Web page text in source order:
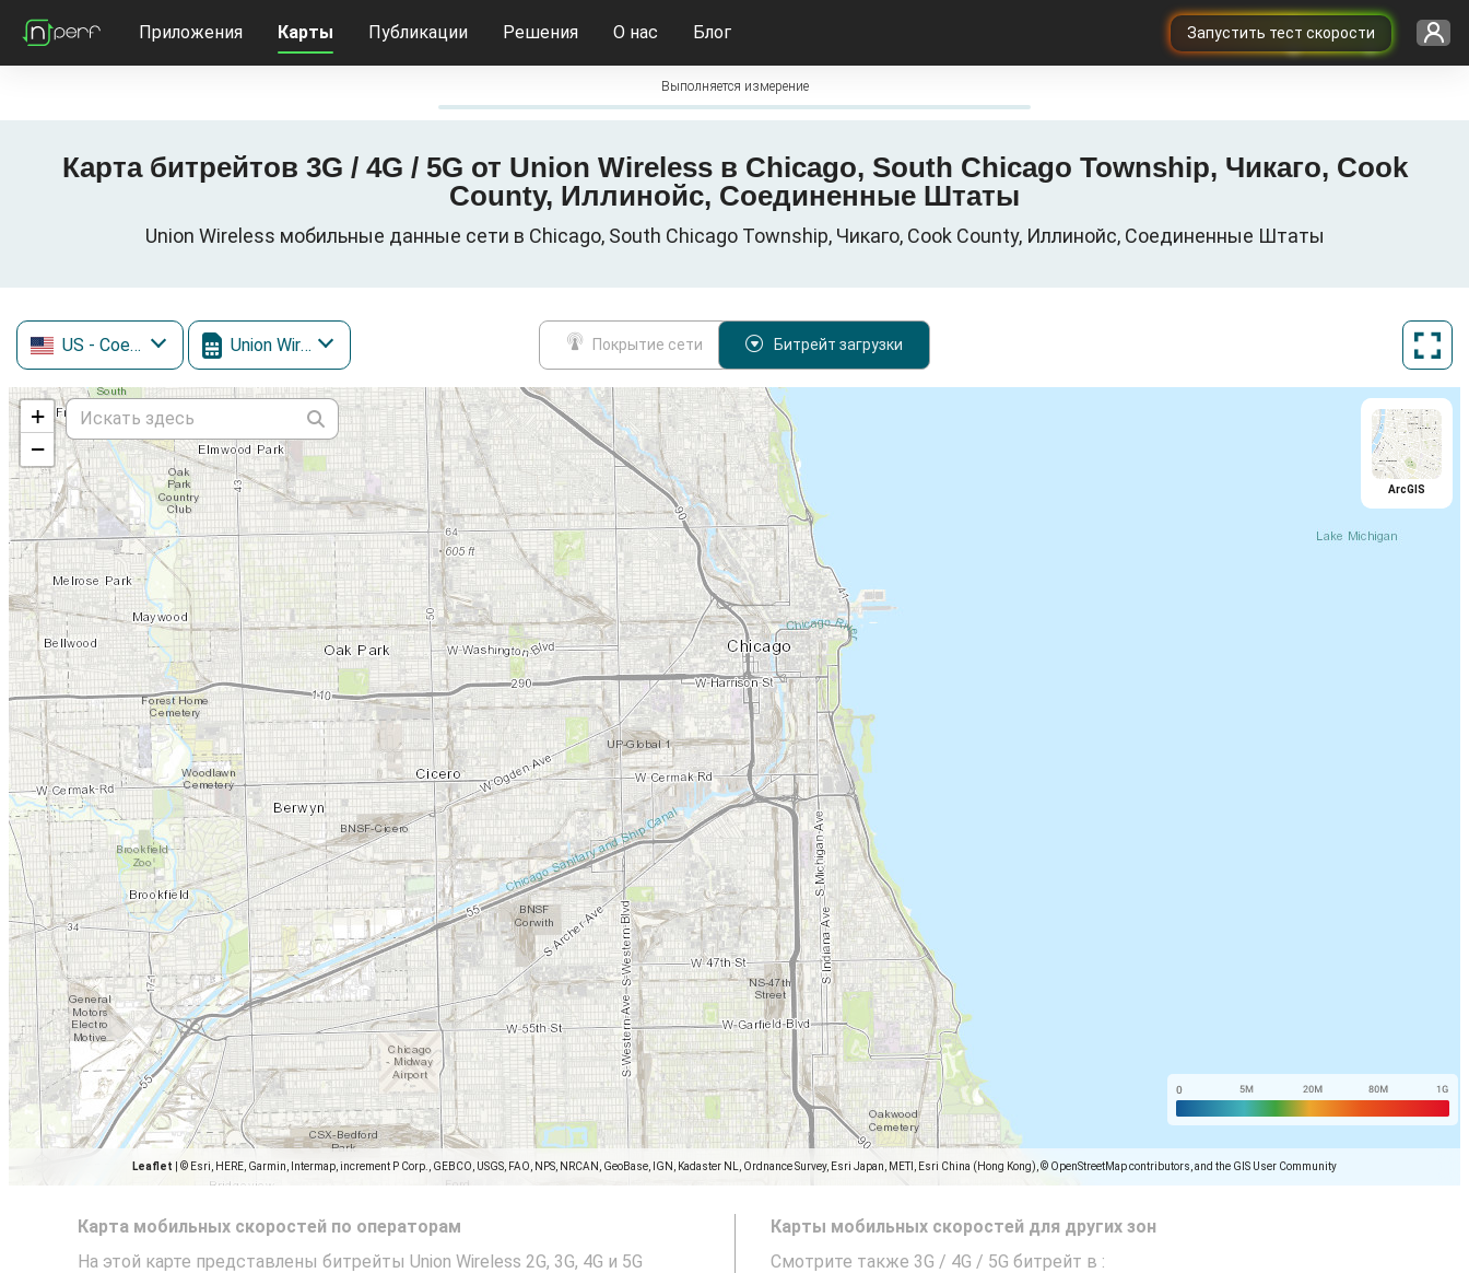
Запустить тест скорости
Приложения Карты Публикации Решения О нас Блог
Выполняется измерение
Карта битрейтов 3G / 4G / 5G от Union Wireless в Chicago, South Chicago Township, Чикаго, Cook
County, Иллинойс, Соединенные Штаты
Union Wireless мобильные данные сети в Chicago, South Chicago Township, Чикаго, Cook County, Иллинойс, Соединенные Штаты
US - Соединенные Штаты Union Wireless Покрытие сети Битрейт загрузки
+
−
Leaflet © Esri, HERE, Garmin, Intermap, increment P Corp., GEBCO, USGS, FAO, NPS, NRCAN, GeoBase, IGN, Kadaster NL, Ordnance Survey, Esri Japan, METI, Esri China (Hong Kong), © OpenStreetMap contributors, and the GIS User Community
ArcGIS
Карта мобильных скоростей по операторам
На этой карте представлены битрейты Union Wireless 2G, 3G, 4G и 5G
Карты мобильных скоростей для других зон
Смотрите также 3G / 4G / 5G битрейт в :